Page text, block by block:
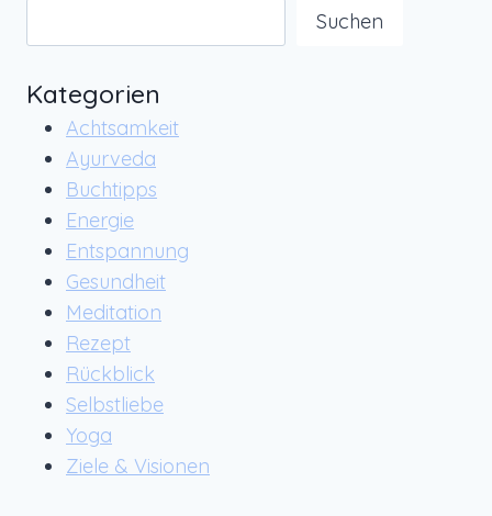
SELBER
ERFAHRUNGSBERICHT
Suchen
Kategorien
Achtsamkeit
Ayurveda
Buchtipps
Energie
Entspannung
Gesundheit
Meditation
Rezept
Rückblick
Selbstliebe
Yoga
Ziele & Visionen